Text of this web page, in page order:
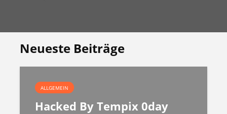
Neueste Beiträge
ALLGEMEIN
Hacked By Tempix 0day